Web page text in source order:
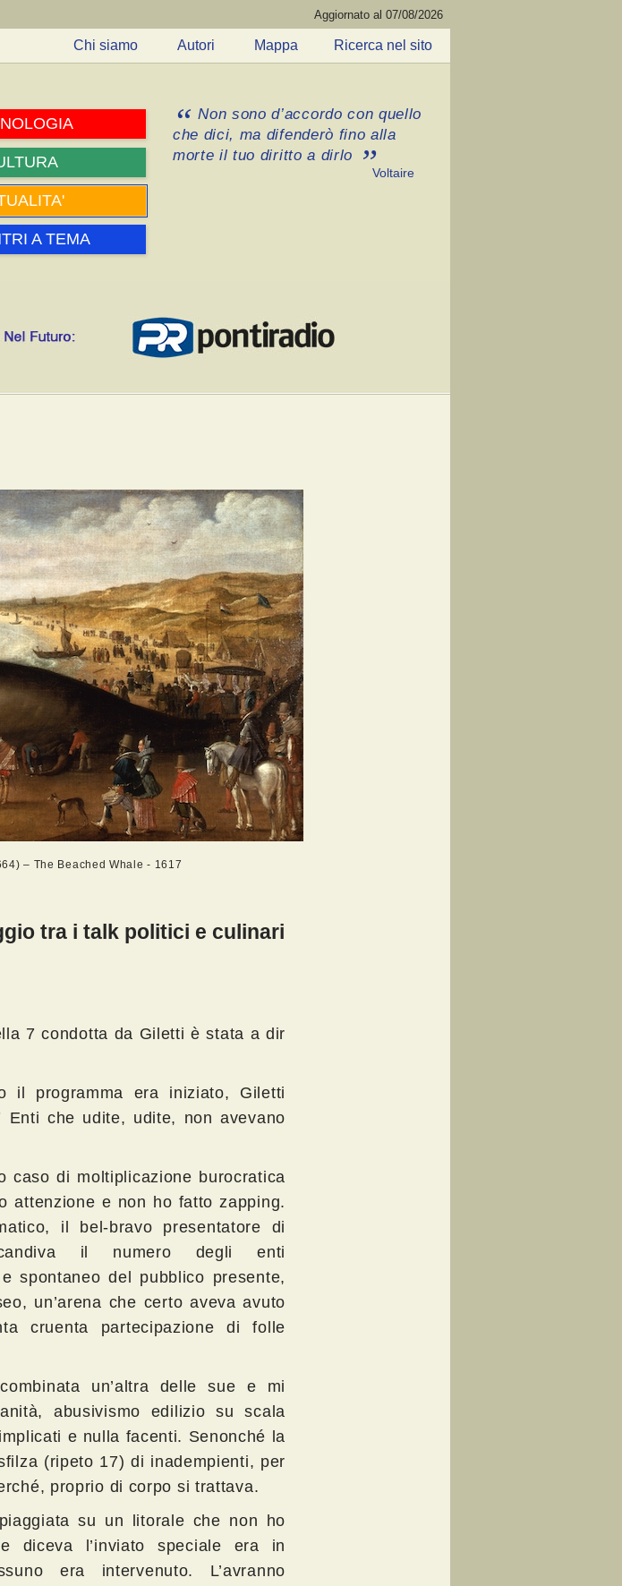
Aggiornato al 07/08/2026
Chi siamo Autori Mappa Ricerca nel sito
A TEMA
Non sono d’accordo con quello
che dici, ma difenderò fino alla
morte il tuo diritto a dirlo
Voltaire
– The Beached Whale - 1617
tra i talk politici e culinari
7 condotta da Giletti è stata a dir
il programma era iniziato, Giletti
che udite, udite, non avevano
caso di moltiplicazione burocratica
attenzione e non ho fatto zapping.
il bel-bravo presentatore di
il numero degli enti
spontaneo del pubblico presente,
un’arena che certo aveva avuto
cruenta partecipazione di folle
un’altra delle sue e mi
abusivismo edilizio su scala
e nulla facenti. Senonché la
(ripeto 17) di inadempienti, per
proprio di corpo si trattava.
su un litorale che non ho
diceva l’inviato speciale era in
era intervenuto. L’avranno